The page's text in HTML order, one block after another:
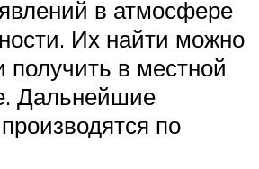
в атмосфере
Их найти можно
в местной
Дальнейшие
по